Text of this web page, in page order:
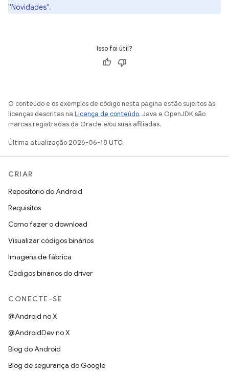
"Novidades".
Isso foi útil?
O conteúdo e os exemplos de código nesta página estão sujeitos às
licenças descritas na Licença de conteúdo. Java e OpenJDK são
marcas registradas da Oracle e/ou suas afiliadas.
Última atualização 2026-06-18 UTC.
CRIAR
Repositório do Android
Requisitos
Como fazer o download
Visualizar códigos binários
Imagens de fábrica
Códigos binários do driver
CONECTE-SE
@Android no X
@AndroidDev no X
Blog do Android
Blog de segurança do Google